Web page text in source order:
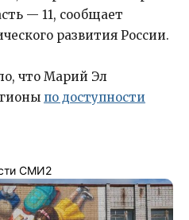
— 11, сообщает
развития России.
что Марий Эл
по доступности
СМИ2